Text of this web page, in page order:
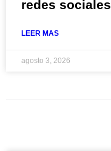
redes sociales
LEER MAS
agosto 3, 2026